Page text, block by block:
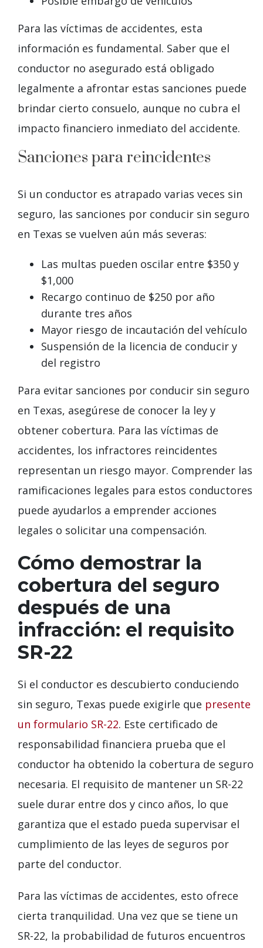
Para las víctimas de accidentes, esta
información es fundamental. Saber que el
conductor no asegurado está obligado
legalmente a afrontar estas sanciones puede
brindar cierto consuelo, aunque no cubra el
impacto financiero inmediato del accidente.
Sanciones para reincidentes
Si un conductor es atrapado varias veces sin
seguro, las sanciones por conducir sin seguro
en Texas se vuelven aún más severas:
Las multas pueden oscilar entre $350 y
$1,000
Recargo continuo de $250 por año
durante tres años
Mayor riesgo de incautación del vehículo
Suspensión de la licencia de conducir y
del registro
Para evitar sanciones por conducir sin seguro
en Texas, asegúrese de conocer la ley y
obtener cobertura. Para las víctimas de
accidentes, los infractores reincidentes
representan un riesgo mayor. Comprender las
ramificaciones legales para estos conductores
puede ayudarlos a emprender acciones
legales o solicitar una compensación.
Cómo demostrar la
cobertura del seguro
después de una
infracción: el requisito
SR-22
Si el conductor es descubierto conduciendo
sin seguro, Texas puede exigirle que presente
un formulario SR-22. Este certificado de
responsabilidad financiera prueba que el
conductor ha obtenido la cobertura de seguro
necesaria. El requisito de mantener un SR-22
suele durar entre dos y cinco años, lo que
garantiza que el estado pueda supervisar el
cumplimiento de las leyes de seguros por
parte del conductor.
Para las víctimas de accidentes, esto ofrece
cierta tranquilidad. Una vez que se tiene un
SR-22, la probabilidad de futuros encuentros